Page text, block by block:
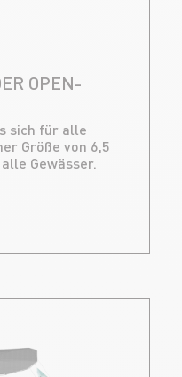
OPEN-
sich für alle
Größe von 6,5
Gewässer.